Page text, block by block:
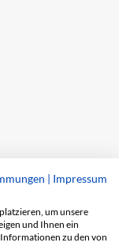
| Impressum
um unsere
und Ihnen ein
zu den von